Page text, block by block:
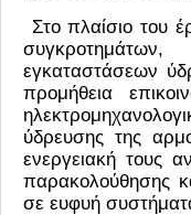
Στο πλαίσιο του
συγκροτημάτων,
εγκαταστάσεων
προμήθεια
ύδρευσης της
ενεργειακή τους
παρακολούθησης
σε ευφυή